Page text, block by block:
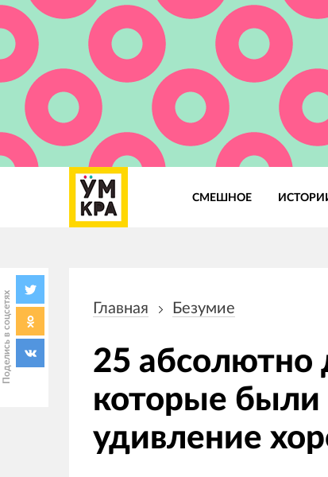
СМЕШНОЕ
Поделись в соцсетях навигации
Главная Безумие
25 абсолютно
которые были
удивление